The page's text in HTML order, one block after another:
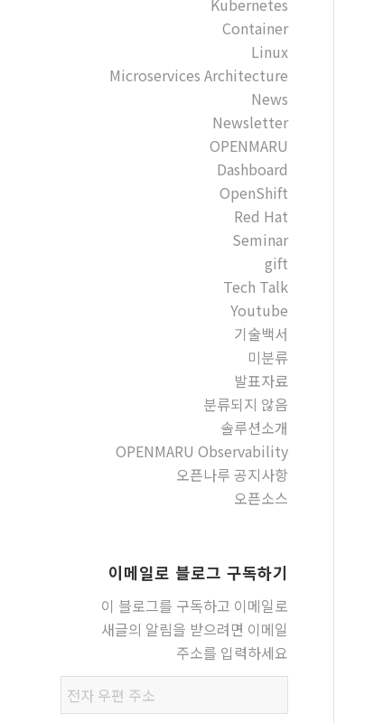
Kubernetes
Container
Linux
Microservices Architecture
News
Newsletter
OPENMARU
Dashboard
OpenShift
Red Hat
Seminar
gift
Tech Talk
Youtube
기술백서
미분류
발표자료
분류되지 않음
솔루션소개
OPENMARU Observability
오픈나루 공지사항
오픈소스
이메일로 블로그 구독하기
이 블로그를 구독하고 이메일로
새글의 알림을 받으려면 이메일
주소를 입력하세요
우편